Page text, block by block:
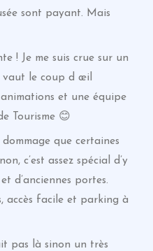
sont payant. Mais
! Je me suis crue sur un
vaut le coup d œil
animations et une équipe
Tourisme 😊
que certaines
c’est assez spécial d’y
d’anciennes portes.
accès facile et parking à
pas là sinon un très